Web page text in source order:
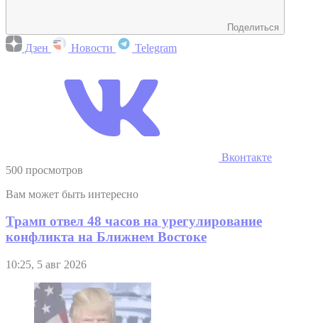
Поделиться
Дзен Новости Telegram
Вконтакте
500 просмотров
Вам может быть интересно
Трамп отвел 48 часов на урегулирование
конфликта на Ближнем Востоке
10:25, 5 авг 2026